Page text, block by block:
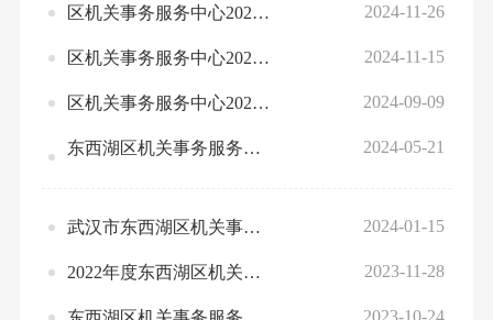
区机关事务服务中心2024年部门项目申报表（后勤服务保障经费、物业服务经费）调整公开 2024-11-26
区机关事务服务中心2023年度部门决算公开 2024-11-15
区机关事务服务中心2024年1-7月预算绩效运行监控情况公开 2024-09-09
东西湖区机关事务服务中心2023年度部门整体、项目绩效自评情况 2024-05-21
武汉市东西湖区机关事务服务中心2024年部门预算公开 2024-01-15
2022年度东西湖区机关事务服务中心部门决算公开 2023-11-28
2023-10-24